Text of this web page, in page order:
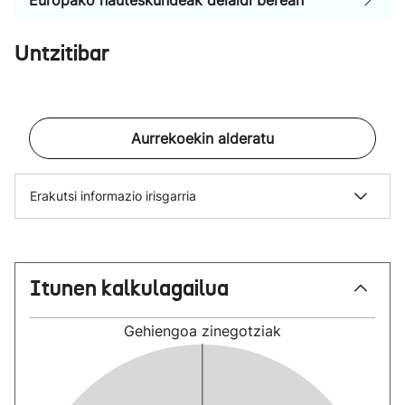
Untzitibar
Aurrekoekin alderatu
Erakutsi informazio irisgarria
Itunen kalkulagailua
Gehiengoa zinegotziak